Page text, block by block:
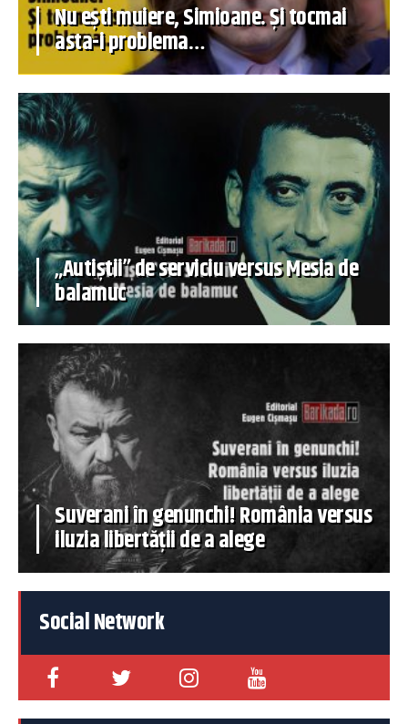
Nu ești muiere, Simioane. Și tocmai
asta-i problema…
„Autiștii” de serviciu versus Mesia de
balamuc
Suverani în genunchi! România versus
iluzia libertății de a alege
Social Network